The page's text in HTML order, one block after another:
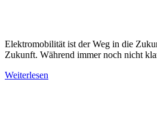
Elektromobilität ist der Weg in die
Zukunft. Während immer noch nicht
Weiterlesen